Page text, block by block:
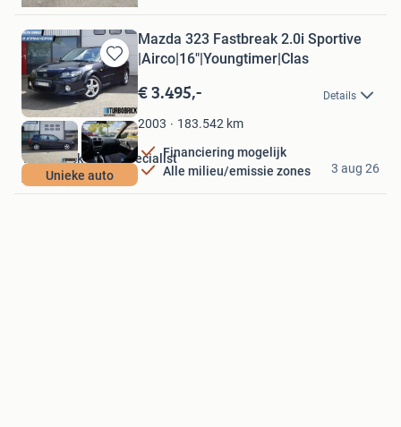
Bewaren
in
Mijn
Favorieten
Unieke auto
Mazda 323 Fastbreak 2.0i Sportive
|Airco|16"|Youngtimer|Clas
€ 3.495,- Details
2003 183.542 km
Financiering mogelijk
Alle milieu/emissie zones
Turbobrick Volvo Specialist
Assen
3 aug 26